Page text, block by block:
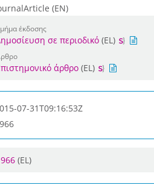
(EN)
έκδοσης
σε περιοδικό(EL)
άρθρο(EL)
07-31T09:16:53Z
(EL)